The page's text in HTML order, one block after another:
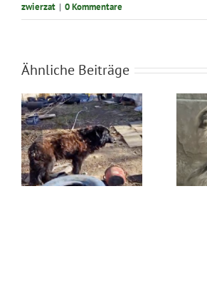
zwierzat | 0 Kommentare
Ähnliche Beiträge
Błąkała się
sama w lesie